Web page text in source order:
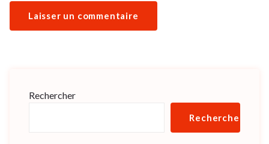
Rechercher
Rechercher